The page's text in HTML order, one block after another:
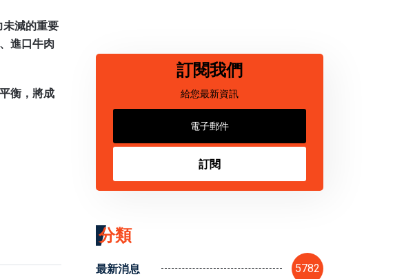
未減的重要
進口牛肉
衡，將成
訂閱我們
給您最新資訊
訂閱
分類
最新消息 5782